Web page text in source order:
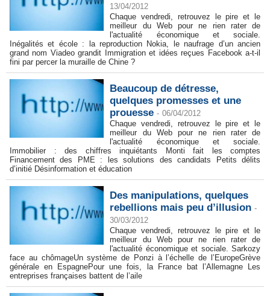
13/04/2012
Chaque vendredi, retrouvez le pire et le
meilleur du Web pour ne rien rater de
l'actualité économique et sociale.
Inégalités et école : la reproduction Nokia, le naufrage d’un ancien
grand nom Viadeo grandit Immigration et idées reçues Facebook a-t-il
fini par percer la muraille de Chine ?
Beaucoup de détresse,
quelques promesses et une
prouesse - 06/04/2012
Chaque vendredi, retrouvez le pire et le
meilleur du Web pour ne rien rater de
l'actualité économique et sociale.
Immobilier : des chiffres inquiétants Monti fait les comptes
Financement des PME : les solutions des candidats Petits délits
d’initié Désinformation et éducation
Des manipulations, quelques
rebellions mais peu d’illusion -
30/03/2012
Chaque vendredi, retrouvez le pire et le
meilleur du Web pour ne rien rater de
l'actualité économique et sociale. Sarkozy
face au chômageUn système de Ponzi à l’échelle de l’EuropeGrève
générale en EspagnePour une fois, la France bat l’Allemagne Les
entreprises françaises battent de l’aile